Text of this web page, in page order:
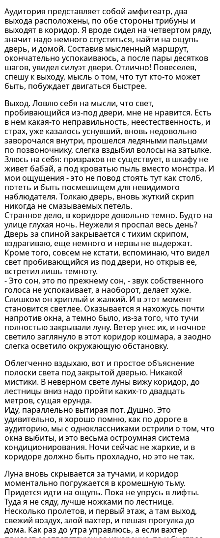
Аудитория представляет собой амфитеатр, два
выхода расположены, по обе стороны трибуны и
выходят в коридор. Я вроде сидел на четвертом ряду,
значит надо немного спуститься, найти на ощупь
дверь, и домой. Составив мысленный маршрут,
окончательно успокаиваюсь, а после пары десятков
шагов, увидел силуэт двери. Отлично! Повеселев,
спешу к выходу, мысль о том, что тут кто-то может
быть, побуждает двигаться быстрее.
Выход. Ловлю себя на мысли, что свет,
пробивающийся из-под двери, мне не нравится. Есть
в нем какая-то неправильность, неестественность, и
страх, уже казалось уснувший, вновь недовольно
заворочался внутри, прошелся ледяными пальцами
по позвоночнику, слегка вздыбил волосы на затылке.
Злюсь на себя: призраков не существует, в шкафу не
живет бабай, а под кроватью пыль вместо монстра. И
мои ощущения - это не повод стоять тут как столб,
потеть и быть посмешищем для невидимого
наблюдателя. Толкаю дверь, вновь жуткий скрип
никогда не смазываемых петель.
Странное дело, в коридоре довольно темно. Будто на
улице глухая ночь. Неужели я проспал весь день?
Дверь за спиной закрывается с тихим скрипом,
вздрагиваю, еще немного и нервы не выдержат.
Кроме того, совсем не кстати, вспоминаю, что видел
свет пробивающийся из под двери, но открыв ее,
встретил лишь темноту.
- Это сон, это по прежнему сон, - звук собственного
голоса не успокаивает, а наоборот, делает хуже.
Слишком он хриплый и жалкий. И в этот момент
становится светлее. Оказывается я нахожусь почти
напротив окна, а темно было, из-за того, что тучи
полностью закрывали луну. Ветер унес их, и ночное
светило заглянуло в этот коридор кошмара, а заодно
слегка осветило окружающую обстановку.
Облегченно вздыхаю, вот и простое объяснение
полоски света под закрытой дверью. Никакой
мистики. В неверном свете луны вижу коридор, до
лестницы вниз надо пройти каких-то двадцать
метров, сущая ерунда.
Иду, параллельно вытирая пот. Душно. Это
удивительно, я хорошо помню, как по дороге в
аудиторию, мы с одноклассниками острили о том, что
окна выбиты, и это весьма остроумная система
кондиционирования. Ночи сейчас не жаркие, и в
коридоре должно быть прохладно, но это не так.
Луна вновь скрывается за тучами, и коридор
моментально погружается в кромешную тьму.
Придется идти на ощупь. Пока не упрусь в лифты.
Туда я не сяду, лучше ножками по лестнице.
Несколько пролетов, и первый этаж, а там выход,
свежий воздух, злой вахтер, и пешая прогулка до
дома. Как раз до утра управлюсь, а если вахтер